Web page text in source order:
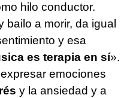
hilo conductor.
a morir, da igual
y esa
es terapia en sí».
emociones
y la ansiedad y a